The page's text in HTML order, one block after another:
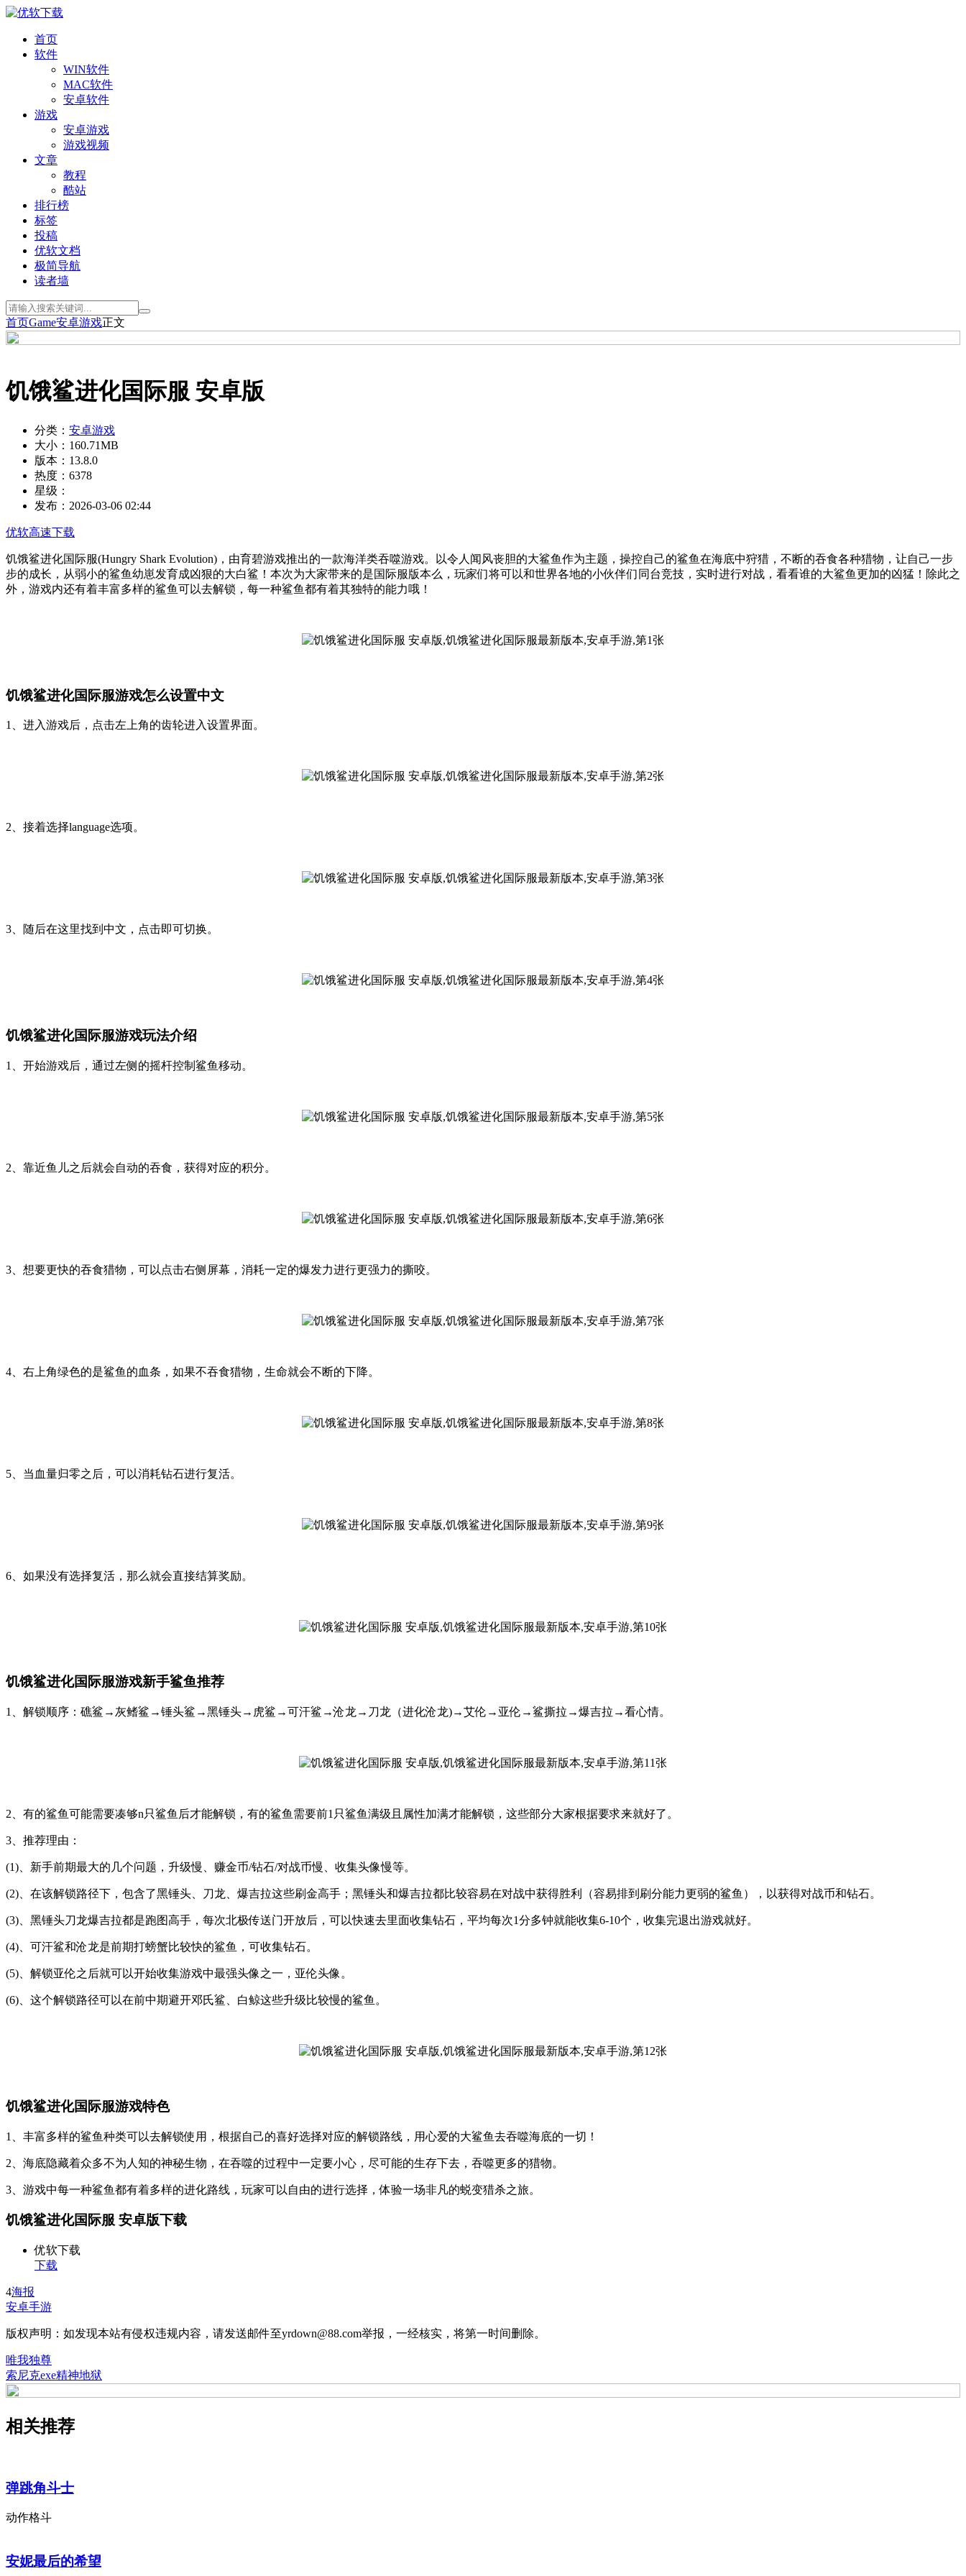
首页
软件
WIN软件
MAC软件
安卓软件
游戏
安卓游戏
游戏视频
文章
教程
酷站
排行榜
标签
投稿
优软文档
极简导航
读者墙
首页Game安卓游戏正文
饥饿鲨进化国际服 安卓版
分类： 安卓游戏
大小： 160.71MB
版本： 13.8.0
热度： 6378
星级：
发布： 2026-03-06 02:44
优软高速下载
饥饿鲨进化国际服(Hungry Shark Evolution)，由育碧游戏推出的一款海洋类吞噬游戏。以令人闻风丧胆的大鲨鱼作为主题，操控自己的鲨鱼在海底中狩猎，不断的吞食各种猎物，让自己一步
步的成长，从弱小的鲨鱼幼崽发育成凶狠的大白鲨！本次为大家带来的是国际服版本么，玩家们将可以和世界各地的小伙伴们同台竞技，实时进行对战，看看谁的大鲨鱼更加的凶猛！除此之
外，游戏内还有着丰富多样的鲨鱼可以去解锁，每一种鲨鱼都有着其独特的能力哦！
饥饿鲨进化国际服游戏怎么设置中文
1、进入游戏后，点击左上角的齿轮进入设置界面。
2、接着选择language选项。
3、随后在这里找到中文，点击即可切换。
饥饿鲨进化国际服游戏玩法介绍
1、开始游戏后，通过左侧的摇杆控制鲨鱼移动。
2、靠近鱼儿之后就会自动的吞食，获得对应的积分。
3、想要更快的吞食猎物，可以点击右侧屏幕，消耗一定的爆发力进行更强力的撕咬。
4、右上角绿色的是鲨鱼的血条，如果不吞食猎物，生命就会不断的下降。
5、当血量归零之后，可以消耗钻石进行复活。
6、如果没有选择复活，那么就会直接结算奖励。
饥饿鲨进化国际服游戏新手鲨鱼推荐
1、解锁顺序：礁鲨→灰鳍鲨→锤头鲨→黑锤头→虎鲨→可汗鲨→沧龙→刀龙（进化沧龙)→艾伦→亚伦→鲨撕拉→爆吉拉→看心情。
2、有的鲨鱼可能需要凑够n只鲨鱼后才能解锁，有的鲨鱼需要前1只鲨鱼满级且属性加满才能解锁，这些部分大家根据要求来就好了。
3、推荐理由：
(1)、新手前期最大的几个问题，升级慢、赚金币/钻石/对战币慢、收集头像慢等。
(2)、在该解锁路径下，包含了黑锤头、刀龙、爆吉拉这些刷金高手；黑锤头和爆吉拉都比较容易在对战中获得胜利（容易排到刷分能力更弱的鲨鱼），以获得对战币和钻石。
(3)、黑锤头刀龙爆吉拉都是跑图高手，每次北极传送门开放后，可以快速去里面收集钻石，平均每次1分多钟就能收集6-10个，收集完退出游戏就好。
(4)、可汗鲨和沧龙是前期打螃蟹比较快的鲨鱼，可收集钻石。
(5)、解锁亚伦之后就可以开始收集游戏中最强头像之一，亚伦头像。
(6)、这个解锁路径可以在前中期避开邓氏鲨、白鲸这些升级比较慢的鲨鱼。
饥饿鲨进化国际服游戏特色
1、丰富多样的鲨鱼种类可以去解锁使用，根据自己的喜好选择对应的解锁路线，用心爱的大鲨鱼去吞噬海底的一切！
2、海底隐藏着众多不为人知的神秘生物，在吞噬的过程中一定要小心，尽可能的生存下去，吞噬更多的猎物。
3、游戏中每一种鲨鱼都有着多样的进化路线，玩家可以自由的进行选择，体验一场非凡的蜕变猎杀之旅。
饥饿鲨进化国际服 安卓版下载
优软下载
下载
4海报
安卓手游
版权声明：如发现本站有侵权违规内容，请发送邮件至yrdown@88.com举报，一经核实，将第一时间删除。
唯我独尊
索尼克exe精神地狱
相关推荐
弹跳角斗士
动作格斗
安妮最后的希望